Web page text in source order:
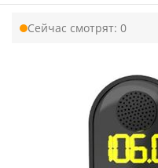
Сейчас смотрят: 0